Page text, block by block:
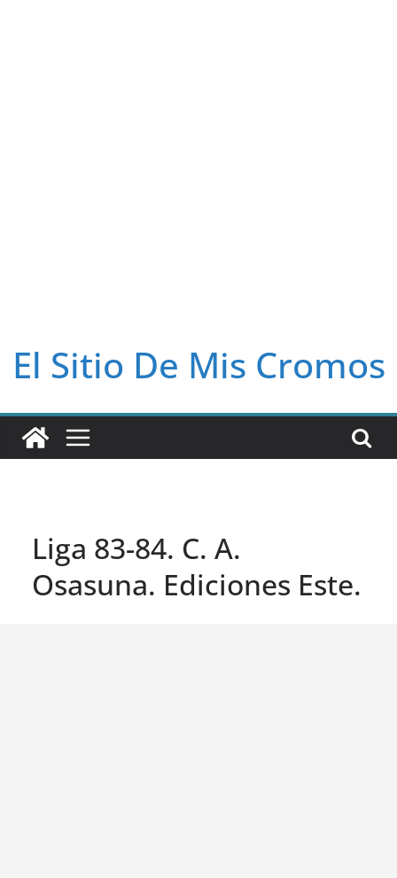
El Sitio De Mis Cromos
Liga 83-84. C. A.
Osasuna. Ediciones Este.